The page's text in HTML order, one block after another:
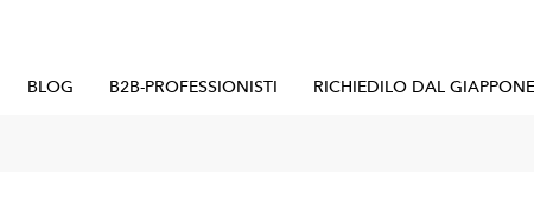
BLOG B2B-PROFESSIONISTI RICHIEDILO DAL GIAPPONE